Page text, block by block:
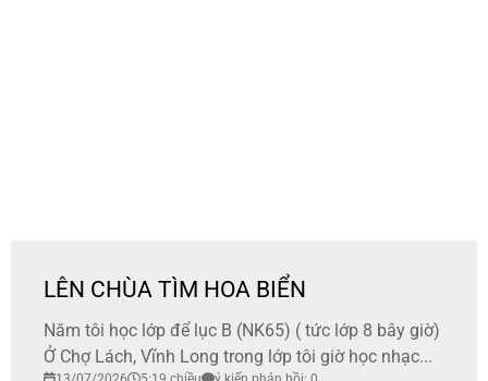
LÊN CHÙA TÌM HOA BIỂN
Năm tôi học lớp để lục B (NK65) ( tức lớp 8 bây giờ)
Ở Chợ Lách, Vĩnh Long trong lớp tôi giờ học nhạc...